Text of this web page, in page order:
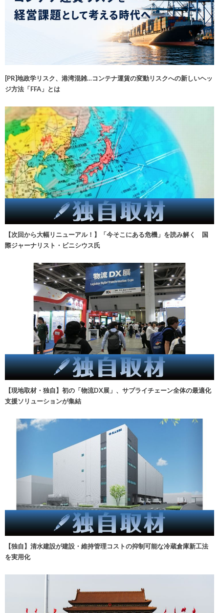
[PR]地政学リスク、港湾混雑…コンテナ運賃の変動リスクへの新しいヘッ
ジ方法「FFA」とは
【次回から大幅リニューアル！】「今そこにある危機」を読み解く 国
際ジャーナリスト・ビニシウス氏
【現地取材・独自】初の「物流DX展」、サプライチェーン全体の最適化
支援ソリューションが集結
【独自】清水建設が建設・維持管理コストの抑制可能な冷蔵倉庫新工法
を実用化